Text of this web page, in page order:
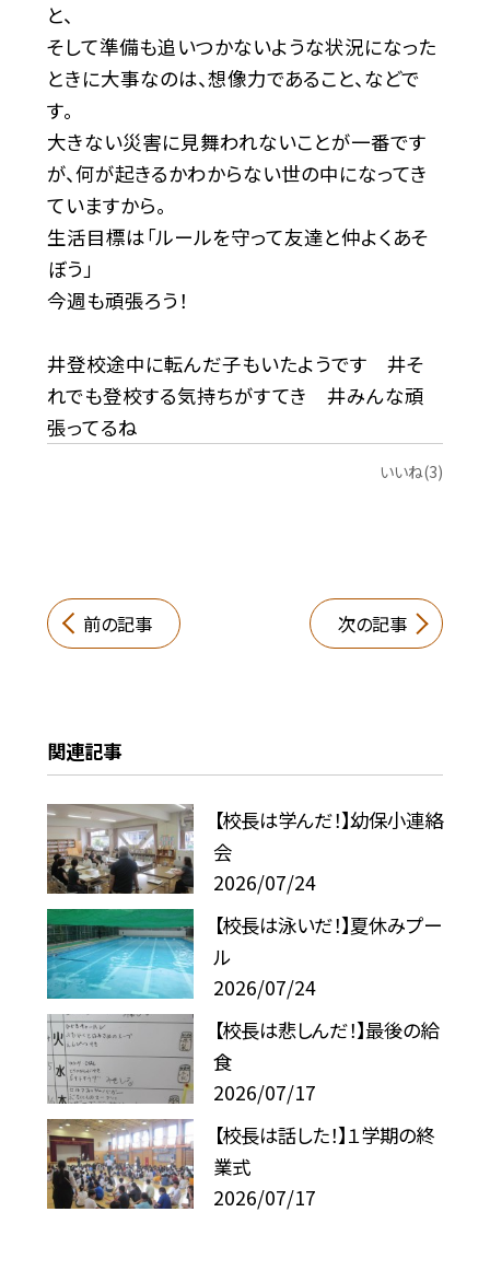
と、
そして準備も追いつかないような状況になった
ときに大事なのは、想像力であること、などで
す。
大きない災害に見舞われないことが一番です
が、何が起きるかわからない世の中になってき
ていますから。
生活目標は「ルールを守って友達と仲よくあそ
ぼう」
今週も頑張ろう！
井登校途中に転んだ子もいたようです 井そ
れでも登校する気持ちがすてき 井みんな頑
張ってるね
いいね(3)
前の記事 次の記事
関連記事
【校長は学んだ！】幼保小連絡
会
2026/07/24
【校長は泳いだ！】夏休みプー
ル
2026/07/24
【校長は悲しんだ！】最後の給
食
2026/07/17
【校長は話した！】１学期の終
業式
2026/07/17